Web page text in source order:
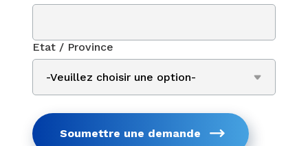
Etat / Province
Soumettre une demande